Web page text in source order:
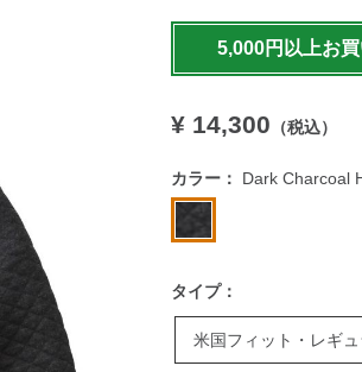
5,000円以上お
¥ 14,300 （税込）
カラー： Dark Charcoal
タイプ：
米国フィット・レギ